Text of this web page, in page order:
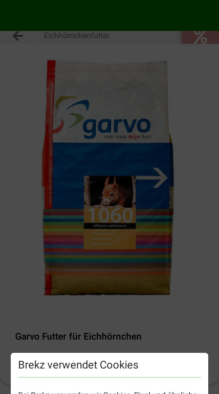
Brekz verwendet Cookies
Eichhörnchenfutter
Garvo Futter für Eichhörnchen
( 21) Produktinformation